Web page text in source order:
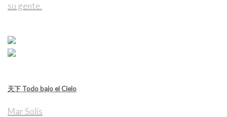
su gente.
天下 Todo bajo el Cielo
Mar Solís